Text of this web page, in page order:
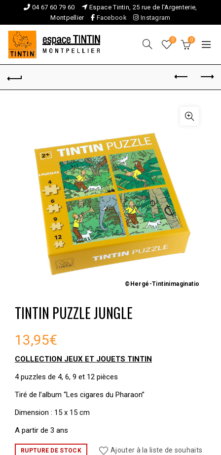
04 67 60 79 60
Espace Tintin, 25 rue de l'Argenterie,
Montpellier
Facebook Instagram
0 0
©Hergé-Tintinimaginatio
TINTIN PUZZLE JUNGLE
13,95€
COLLECTION JEUX ET JOUETS TINTIN
4 puzzles de 4, 6, 9 et 12 pièces
Tiré de l’album “Les cigares du Pharaon”
Dimension : 15 x 15 cm
A partir de 3 ans
RUPTURE DE STOCK Ajouter à la liste de souhaits